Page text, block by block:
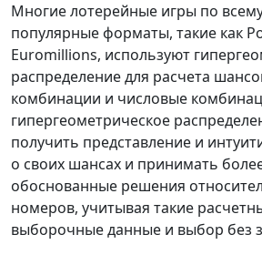
Многие лотерейные игры по
популярные форматы, такие как
Euromillions, используют
распределение для расчета
комбинации и числовые
гипергеометрическое
получить представление и
о своих шансах и принимать
обоснованные решения
номеров, учитывая такие
выборочные данные и выбор без